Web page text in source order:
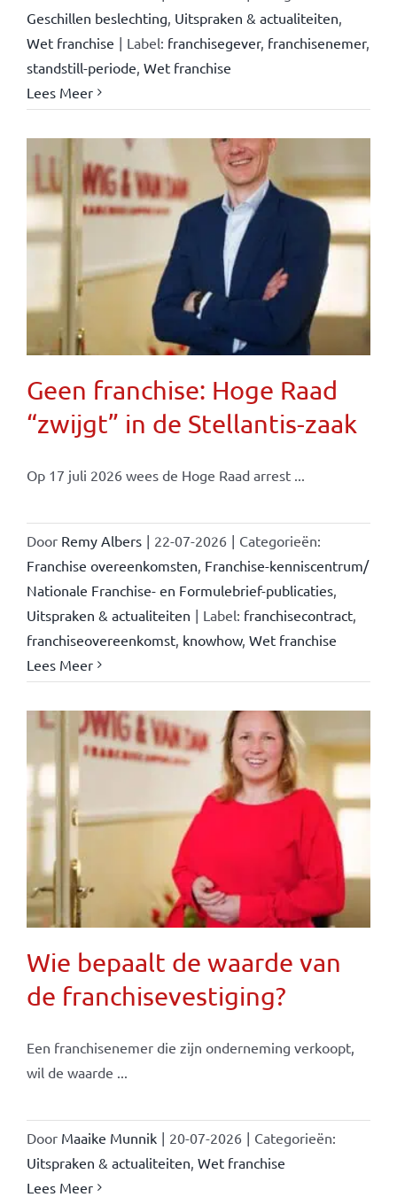
Geschillen beslechting Uitspraken & actualiteiten
Wet franchise | Label: franchisegever, franchisenemer,
standstill-periode Wet franchise
Lees Meer
Geen franchise: Hoge Raad
“zwijgt” in de Stellantis-zaak
Op 17 juli 2026 wees de Hoge Raad arrest ...
Door Remy Albers | 22-07-2026 | Categorieën:
Franchise overeenkomsten Franchise-kenniscentrum/
Nationale Franchise- en Formulebrief-publicaties,
Uitspraken & actualiteiten | Label: franchisecontract,
franchiseovereenkomst, knowhow, Wet franchise
Lees Meer
Wie bepaalt de waarde van
de franchisevestiging?
Een franchisenemer die zijn onderneming verkoopt,
wil de waarde ...
Door Maaike Munnik | 20-07-2026 | Categorieën:
Uitspraken & actualiteiten Wet franchise
Lees Meer